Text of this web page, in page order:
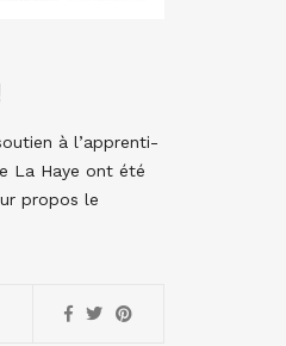
à l’apprenti-
La Haye ont été
propos le